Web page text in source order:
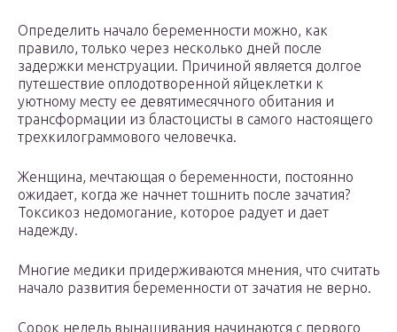
Определить начало беременности можно, как
правило, только через несколько дней после
задержки менструации. Причиной является долгое
путешествие оплодотворенной яйцеклетки к
уютному месту ее девятимесячного обитания и
трансформации из бластоцисты в самого настоящего
трехкилограммового человечка.
Женщина, мечтающая о беременности, постоянно
ожидает, когда же начнет тошнить после зачатия?
Токсикоз недомогание, которое радует и дает
надежду.
Многие медики придерживаются мнения, что считать
начало развития беременности от зачатия не верно.
Сорок недель вынашивания начинаются с первого